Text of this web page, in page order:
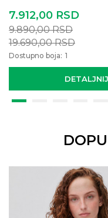
7.912,00 RSD
9.890,00RSD
19.690,00RSD
Dostupno boja: 1